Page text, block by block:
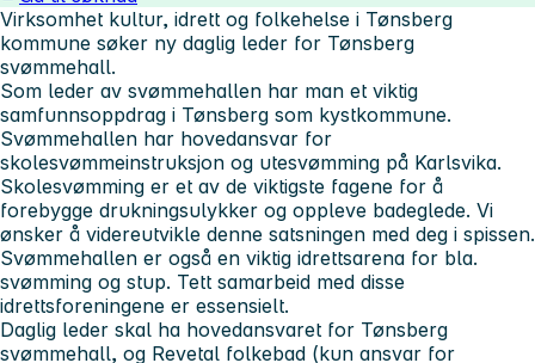
Virksomhet kultur, idrett og folkehelse i Tønsberg
kommune søker ny daglig leder for Tønsberg
svømmehall.
Som leder av svømmehallen har man et viktig
samfunnsoppdrag i Tønsberg som kystkommune.
Svømmehallen har hovedansvar for
skolesvømmeinstruksjon og utesvømming på Karlsvika.
Skolesvømming er et av de viktigste fagene for å
forebygge drukningsulykker og oppleve badeglede. Vi
ønsker å videreutvikle denne satsningen med deg i spissen.
Svømmehallen er også en viktig idrettsarena for bla.
svømming og stup. Tett samarbeid med disse
idrettsforeningene er essensielt.
Daglig leder skal ha hovedansvaret for Tønsberg
svømmehall, og Revetal folkebad (kun ansvar for